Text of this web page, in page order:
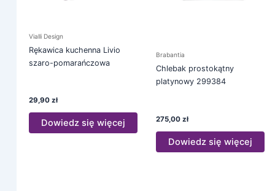
Vialli Design
Rękawica kuchenna Livio
szaro-pomarańczowa
29,90 zł
Dowiedz się więcej
Brabantia
Chlebak prostokątny
platynowy 299384
275,00 zł
Dowiedz się więcej